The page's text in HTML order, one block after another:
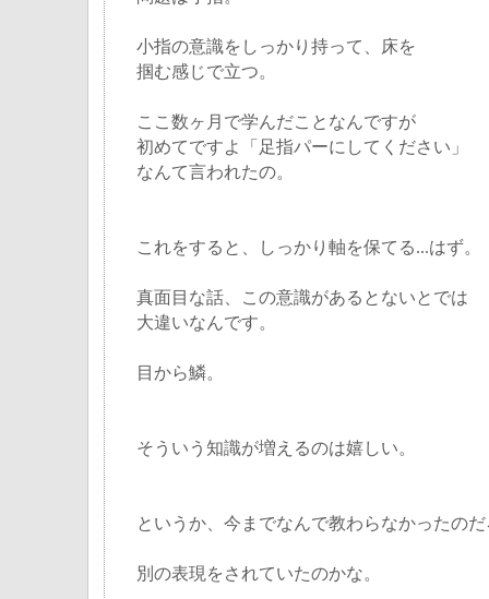
小指の意識をしっかり持って、床を
掴む感じで立つ。
ここ数ヶ月で学んだことなんですが
初めてですよ「足指パーにしてください」
なんて言われたの。
これをすると、しっかり軸を保てる...はず。
真面目な話、この意識があるとないとでは
大違いなんです。
目から鱗。
そういう知識が増えるのは嬉しい。
というか、今までなんで教わらなかったの
別の表現をされていたのかな。